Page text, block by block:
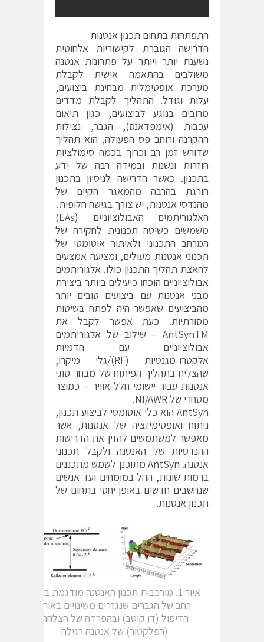
התפתחות בתחום תכנון אנטנות
הדרישה הגוברת לקישוריות אלחוטית
נשענת יותר ויותר על פתרונות אנטנה
משולבים בהתאמה אישית לקבלת
מערכת אופטימלית מבחינת ביצועים,
עלות וגודל. התהליך לקבלת מדדים
מרובים בנוגע לביצועים, כגון תיאום
עכבות (אימפדאנס), הגבר, נצילות
ההקרנה ורוחב פס הפעולה, הוא תהליך
שדורש זמן רב וכרוך בכמה סימולציות
חוזרות ונשנות ובמידה רבה של ידע
בתכנון. כאשר הדרישה לניסיון בתכנון
חורגת בהרבה מהמאגר הקיים של
מהנדסי אנטנות, יש צורך בגישה חלופית.
האלגוריתמים האבולוציוניים (EAs)
משמשים כשיטה תכנונית לחקירה של
המרחב התכנוני ולאיתור אוטומטי של
תכנוני אנטנות מעולים, ומציעה אמצעים
להאצת תהליך התכנון כולו. אלגוריתמים
אבולוציוניים הוכחו כיעילים ביותר ביצירת
מבני אנטנות עם ביצועים טובים יותר
מהביצועים שאפשר היה לפתח בשיטות
מסורתיות. כעת אפשר לקבל את
AntSynTM – שילוב של אלגוריתמים
אבולוציוניים עם הדמיות
אלקטרו-מגנטיות (RF)/גלי מיקרו,
שהצליח בתהליך הפיתוח של מבחר סוגי
אנטנות עבור יישומי חלל-אוויר – כמוצר
מסחרי של NI/AWR.
AntSyn הוא כלי אוטומטי לביצוע תכנון,
ניתוח ואופטימיזציה של אנטנות, אשר
מאפשר למשתמשים להזין את הדרישות
ההנדסיות של האנטנה ולקבל תכנוני
אנטנה. AntSyn מתוכנן לשמש מתכננים
ברמות שונות, החל במומחים ועד אנשים
שנחשבים חדשים באופן יחסי בתחום של
תכנון אנטנות.
איור 1. מורכבות תכנון האנטנה מודגמת בטווח
רחב של הגברים שנגזרים משינויים באורך
הדיפול (דו קוטב) ובהפרדה של הצלחת
(רפלקטור) של אנטנה רגילה